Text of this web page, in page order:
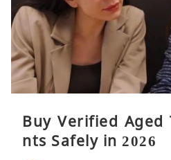
Buy Verified Aged
nts Safely in 2026